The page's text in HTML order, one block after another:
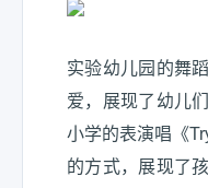
实验幼儿园的舞
爱，展现了幼儿
小学的表演唱《
的方式，展现了